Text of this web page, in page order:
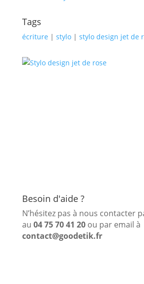
Tags
écriture | stylo| stylo design jet de
Besoin d'aide ?
N’hésitez pas à nous contacter
au 04 75 70 41 20 ou par email à
contact@goodetik.fr